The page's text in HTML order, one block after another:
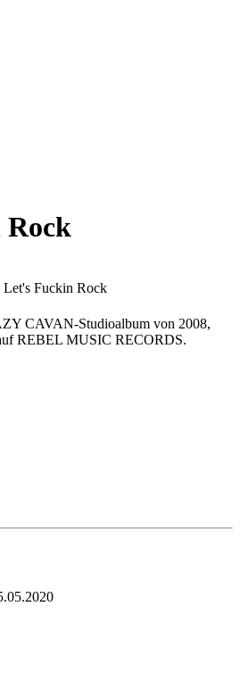
Let's Fuckin Rock
CAVAN-Studioalbum von 2008,
REBEL MUSIC RECORDS.